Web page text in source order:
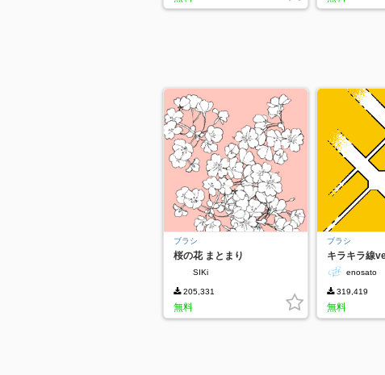
ブラシ
桜の花 まとまり
SIKi
205,331
無料
ブラシ
キラキラ線
enosato
319,419
無料